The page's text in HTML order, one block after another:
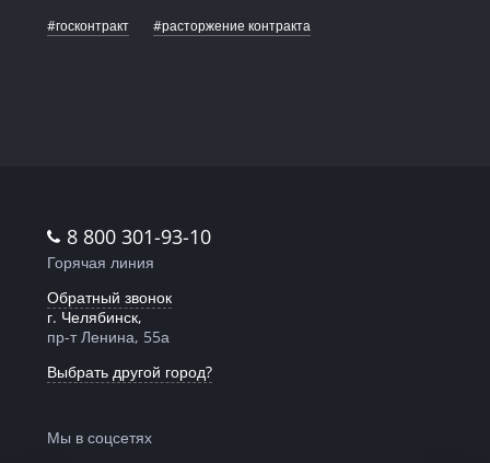
#госконтракт #расторжение контракта
8 800 301-93-10
Горячая линия
Обратный звонок
г. Челябинск,
пр-т Ленина, 55а
Выбрать другой город?
Мы в соцсетях